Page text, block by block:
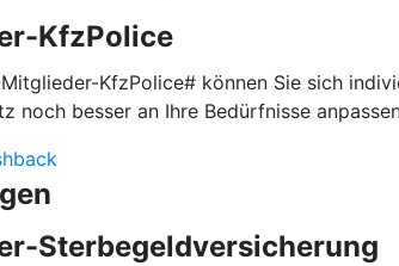
KfzPolice
Mitglieder-KfzPolice# können Sie sich
noch besser an Ihre Bedürfnisse
Sterbegeldversicherung